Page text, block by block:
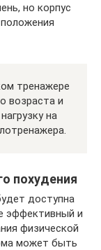
но корпус
тренажере
возраста и
на
похудения
доступна
эффективный и
физической
может быть